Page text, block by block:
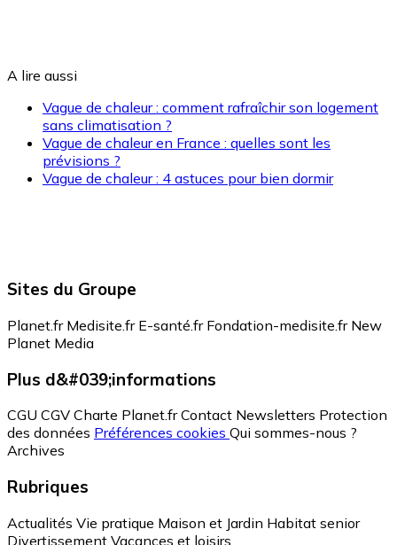
A lire aussi
Vague de chaleur : comment rafraîchir son logement
sans climatisation ?
Vague de chaleur en France : quelles sont les
prévisions ?
Vague de chaleur : 4 astuces pour bien dormir
Sites du Groupe
Planet.fr Medisite.fr E-santé.fr Fondation-medisite.fr New
Planet Media
Plus d&#039;informations
CGU CGV Charte Planet.fr Contact Newsletters Protection
des données Préférences cookies Qui sommes-nous ?
Archives
Rubriques
Actualités Vie pratique Maison et Jardin Habitat senior
Divertissement Vacances et loisirs